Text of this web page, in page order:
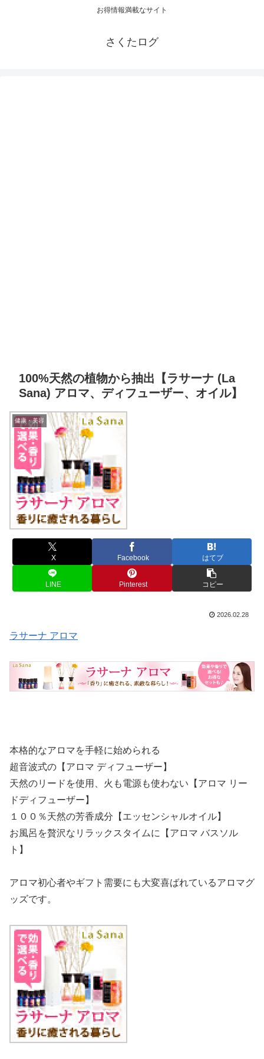
お得情報満載なサイト
さくたログ
100%天然の植物から抽出【ラサーナ (La
Sana) アロマ、ディフューザー、オイル】
健康・美容
X Facebook はてブ
LINE Pinterest コピー
2026.02.28
ラサーナ アロマ
本格的なアロマを手軽に始められる
超音波式の【アロマ ディフューザー】
天然のリードを使用、火も電源も使わない【アロマ リー
ドディフューザー】
１００％天然の芳香成分【エッセンシャルオイル】
お風呂を贅沢なリラックスタイムに【アロマ バスソル
ト】
アロマ初心者やギフト需要にも大変喜ばれているアロマグ
ッズです。